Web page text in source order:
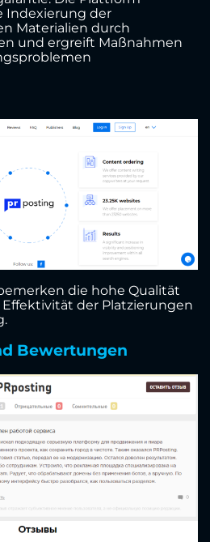
Indexierung der
Materialien durch
und ergreift Maßnahmen
die hohe Qualität
der Platzierungen
Bewertungen